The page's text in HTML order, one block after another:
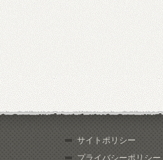
サイトポリシー
プライバシーポリシー